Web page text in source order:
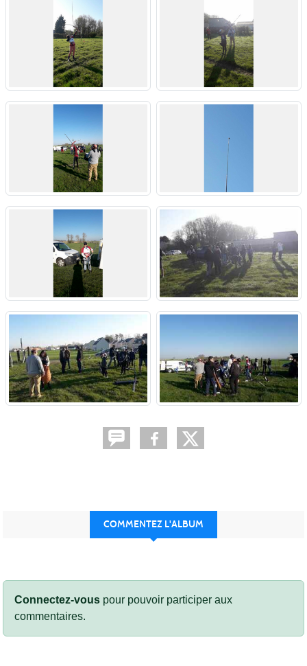
COMMENTEZ L'ALBUM
Connectez-vous pour pouvoir participer aux
commentaires.